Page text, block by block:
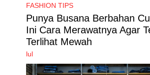
FASHION TIPS
Punya Busana Berbahan
Ini Cara Merawatnya Agar
Terlihat Mewah
lul